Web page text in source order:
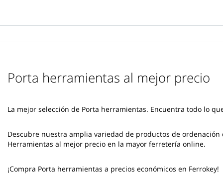
Porta herramientas al mejor precio
La mejor selección de Porta herramientas. Encuentra todo lo
Descubre nuestra amplia variedad de productos de
Herramientas al mejor precio en la mayor ferretería online.
¡Compra Porta herramientas a precios económicos en Ferrokey!